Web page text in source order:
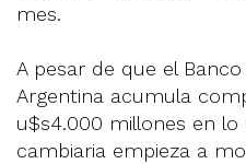
mes.
A pesar de que el
Argentina acumula
u$s4.000 millones en lo
cambiaria empieza a